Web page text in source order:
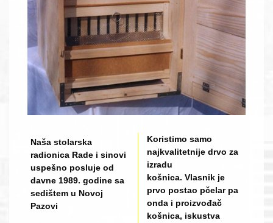
Naša stolarska
radionica Rade i sinovi
uspešno posluje od
davne 1989. godine sa
sedištem u Novoj
Pazovi
Koristimo samo
najkvalitetnije drvo za
izradu
košnica. Vlasnik je
prvo postao pčelar pa
onda i proizvođač
košnica, iskustva